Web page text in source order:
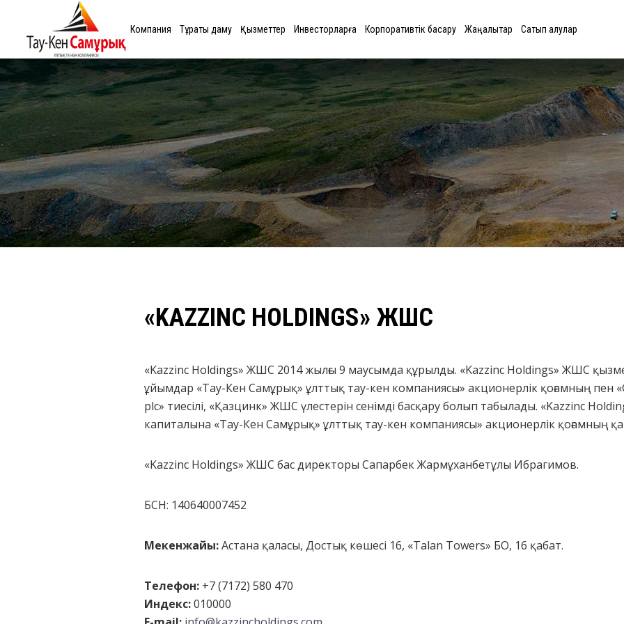
Компания Тұрақты даму Қызметтер Инвесторларға Корпоративтік басқару Жаңалықтар Сатып алулар
«KAZZINC HOLDINGS» ЖШС
«Kazzinc Holdings» ЖШС 2014 жылғы 9 маусымда құрылды. «Kazzinc Holdings» ЖШС
ұйымдар «Тау-Кен Самұрық» ұлттық тау-кен компаниясы» aкционерлік қоғамның пен
plc» тиесілі, «Қазцинк» ЖШС үлестерін сенімді басқару болып табылады. «Kazzinc
капиталына «Тау-Кен Самұрық» ұлттық тау-кен компаниясы» aкционерлік қоғамның
«Kazzinc Holdings» ЖШС бас директоры Сапарбек Жармұханбетұлы Ибрагимов.
БСН: 140640007452
Мекенжайы:Астана қаласы, Достық көшесі 16, «Talan Towers» БО, 16 қабат.
Телефон: +7 (7172) 580 470
Индекс:010000